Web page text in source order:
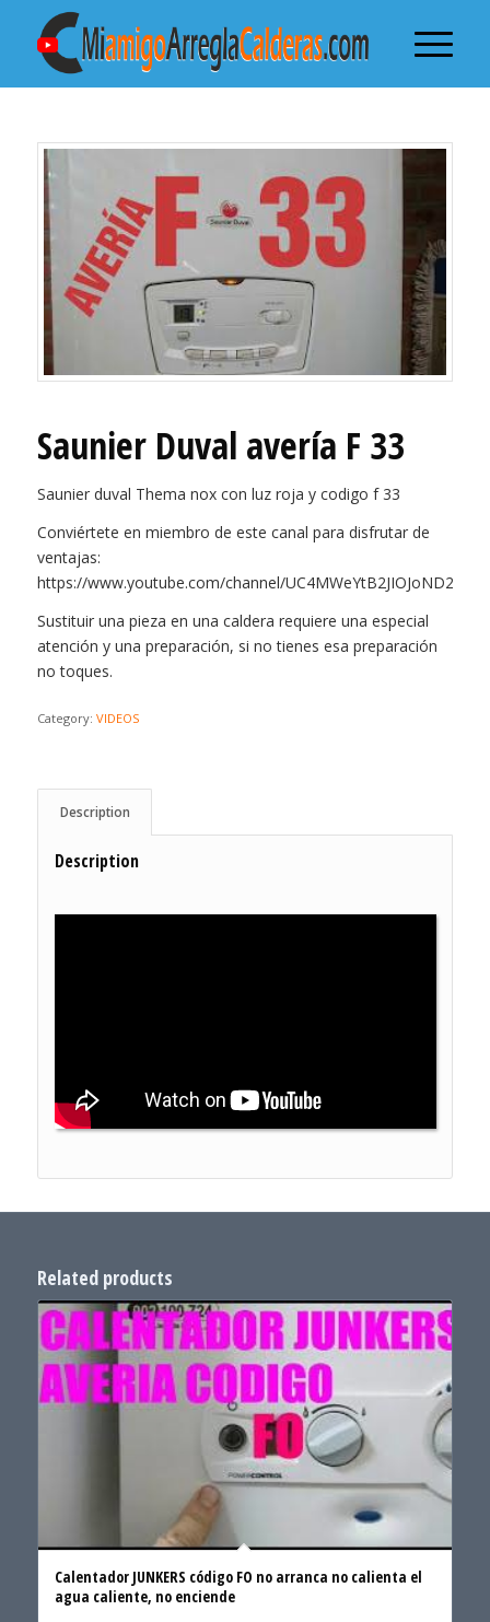
Saunier Duval avería F 33
Saunier duval Thema nox con luz roja y codigo f 33
Conviértete en miembro de este canal para disfrutar de
ventajas:
https://www.youtube.com/channel/
Sustituir una pieza en una caldera requiere una especial
atención y una preparación, si no tienes esa preparación
no toques.
Category: VIDEOS
Description
Description
Related products
Calentador JUNKERS código FO no arranca no calienta el
agua caliente, no enciende